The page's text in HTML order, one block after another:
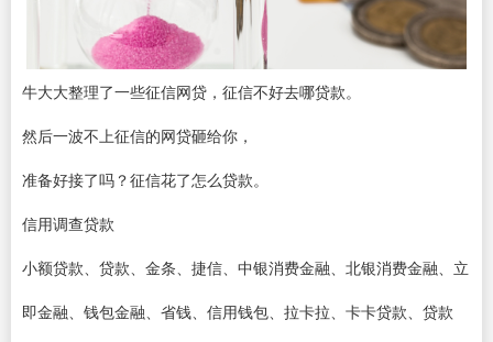
牛大大整理了一些征信网贷，征信不好去哪贷款。
然后一波不上征信的网贷砸给你，
准备好接了吗？征信花了怎么贷款。
信用调查贷款
小额贷款、贷款、金条、捷信、中银消费金融、北银消费金融、立
即金融、钱包金融、省钱、信用钱包、拉卡拉、卡卡贷款、贷款